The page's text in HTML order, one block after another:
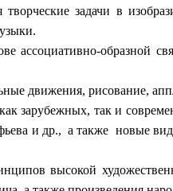
задачи в
ассоциативно-образной
движения, рисование,
зарубежных, так и
и др., а также новые
высокой